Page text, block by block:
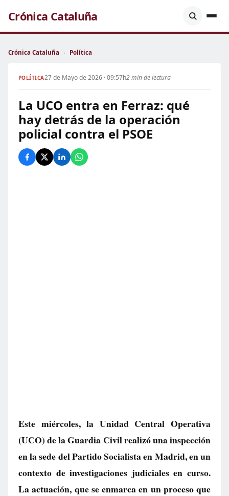
Crónica Cataluña
Crónica Cataluña › Política
POLÍTICA27 de Mayo de 2026 · 09:57h2 min de lectura
La UCO entra en Ferraz: qué
hay detrás de la operación
policial contra el PSOE
Este miércoles, la Unidad Central Operativa
(UCO) de la Guardia Civil realizó una inspección
en la sede del Partido Socialista en Madrid, en un
contexto de investigaciones judiciales en curso.
La actuación, que se enmarca en un proceso que